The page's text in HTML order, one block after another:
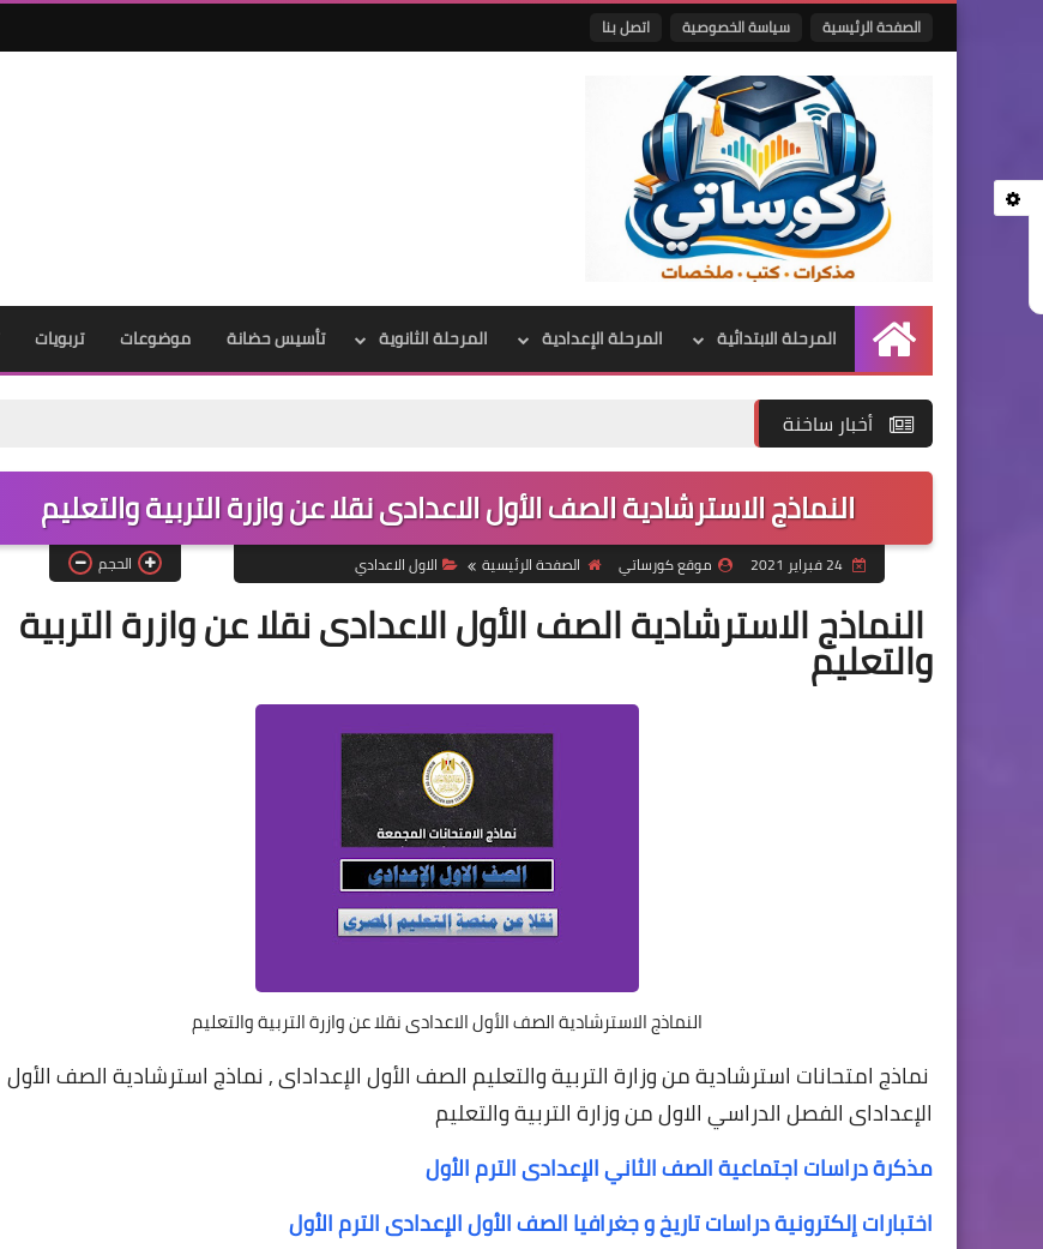
الصفحة الرئيسية سياسة الخصوصية اتصل بنا
الرئيسية
المرحلة الابتدائية المرحلة الإعدادية المرحلة الثانوية تأسيس حضانة موضوعات تربويات
أخبار ساخنة
النماذج الاسترشادية الصف الأول الاعدادى نقلا عن وازرة التربية والتعليم
24 فبراير 2021 موقع كورساتي الصفحة الرئيسية الاول الاعدادي الحجم
النماذج الاسترشادية الصف الأول الاعدادى نقلا عن وازرة التربية
والتعليم
النماذج الاسترشادية الصف الأول الاعدادى نقلا عن وازرة التربية والتعليم
نماذج امتحانات استرشادية من وزارة التربية والتعليم الصف الأول الإعداداى , نماذج استرشادية الصفالأول
الإعداداىالفصل الدراسي الاول من وزارة التربية والتعليم
مذكرة دراسات اجتماعية الصف الثاني الإعدادى الترم الأول
اختبارات إلكترونية دراسات تاريخ و جغرافيا الصف الأول الإعدادى الترم الأول